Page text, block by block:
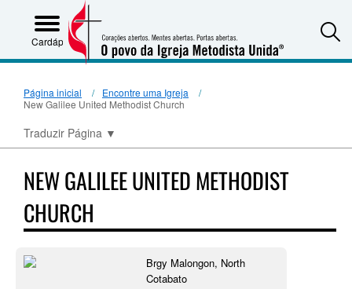
Cardápio
Página inicial
Encontre uma Igreja
New Galilee United Methodist Church
Traduzir Página ▼
NEW GALILEE UNITED METHODIST
CHURCH
Brgy Malongon, North
Cotabato